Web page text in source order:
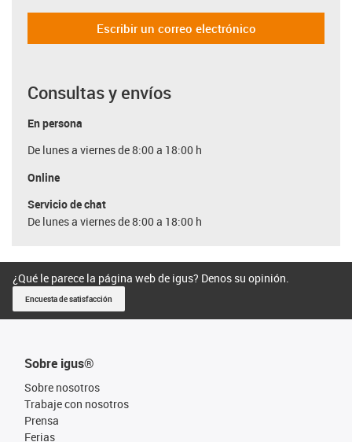
Escribir un correo electrónico
Consultas y envíos
En persona
De lunes a viernes de 8:00 a 18:00 h
Online
Servicio de chat
De lunes a viernes de 8:00 a 18:00 h
¿Qué le parece la página web de igus? Denos su opinión.
Encuesta de satisfacción
Sobre igus®
Sobre nosotros
Trabaje con nosotros
Prensa
Ferias